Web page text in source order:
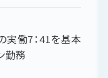
実働7：41を基本
勤務